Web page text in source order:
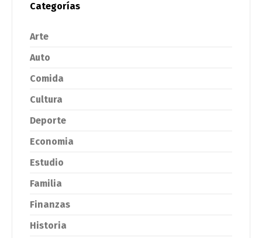
Categorías
Arte
Auto
Comida
Cultura
Deporte
Economia
Estudio
Familia
Finanzas
Historia